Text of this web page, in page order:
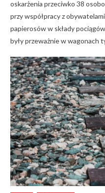
oskarżenia przeciwko 38
przy współpracy z
papierosów w składy
były przeważnie w wagonach